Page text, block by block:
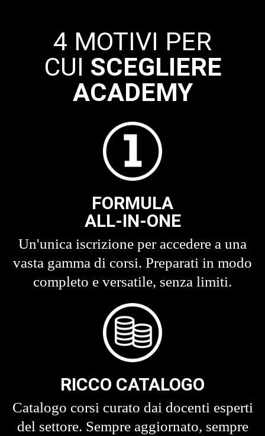
4 MOTIVI PER
CUI SCEGLIERE
ACADEMY
FORMULA
ALL-IN-ONE
Un'unica iscrizione per accedere a una
vasta gamma di corsi. Preparati in modo
completo e versatile, senza limiti.
RICCO CATALOGO
Catalogo corsi curato dai docenti esperti
del settore. Sempre aggiornato, sempre